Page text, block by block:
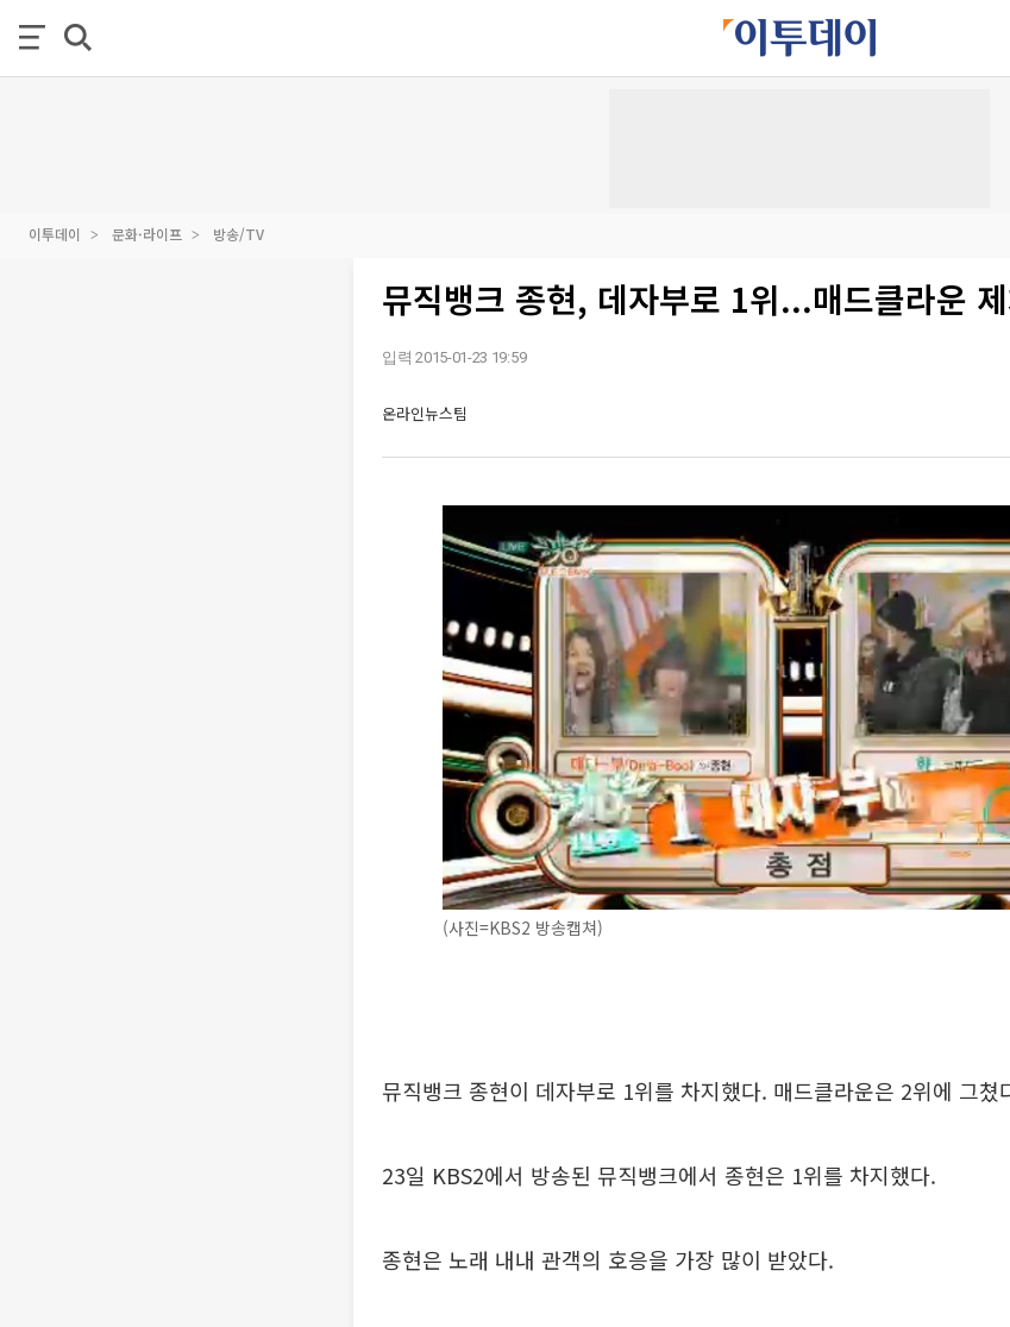
이투데이 문화·라이프 방송/TV
뮤직뱅크 종현, 데자부로 1위...매드클라운
입력 2015-01-23 19:59
온라인뉴스팀
(사진=KBS2 방송캡쳐)
뮤직뱅크 종현이 데자부로 1위를 차지했다. 매드클라운은 2위에 그쳤
23일 KBS2에서 방송된 뮤직뱅크에서 종현은 1위를 차지했다.
종현은 노래 내내 관객의 호응을 가장 많이 받았다.